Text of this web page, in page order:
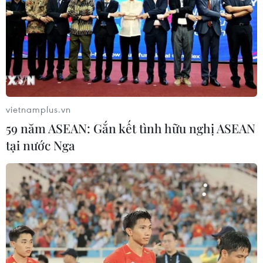
gây ảnh hưởng thế nào tới Việt Nam?
07/08/2026 14:38
Nứt núi, Thanh Hóa sơ tán khẩn cấp
nhiều hộ dân
07/08/2026 13:17
Cảnh báo lũ trên lưu vực sông Thao
tại trạm Yên Bái
07/08/2026 11:51
Gỡ khó khăn triển khai dự án trọng
vietnamplus.vn
59 năm ASEAN: Gắn kết tình hữu nghị ASEAN
tại nước Nga